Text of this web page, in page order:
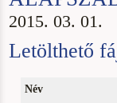
2015. 03. 01.
Letölthető
Név